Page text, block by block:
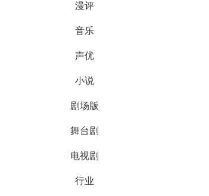
漫评
音乐
声优
小说
剧场版
舞台剧
电视剧
行业